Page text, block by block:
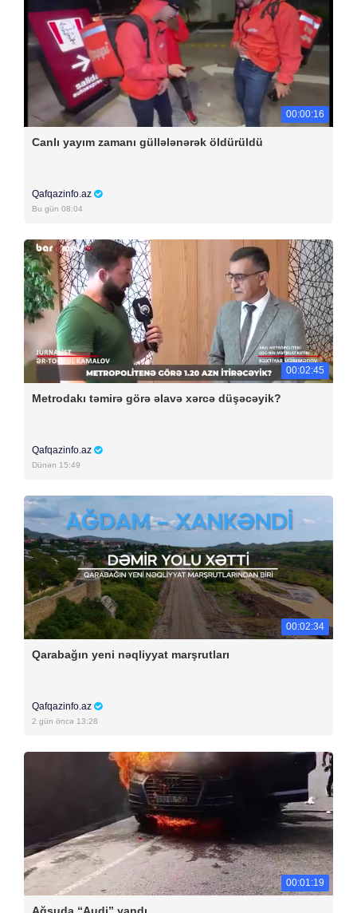
00:00:16
Canlı yayım zamanı güllələnərək öldürüldü
Qafqazinfo.az
Bu gün 08:04
00:02:45
Metrodakı təmirə görə əlavə xərcə düşəcəyik?
Qafqazinfo.az
Dünən 15:49
00:02:34
Qarabağın yeni nəqliyyat marşrutları
Qafqazinfo.az
2 gün öncə 13:28
00:01:19